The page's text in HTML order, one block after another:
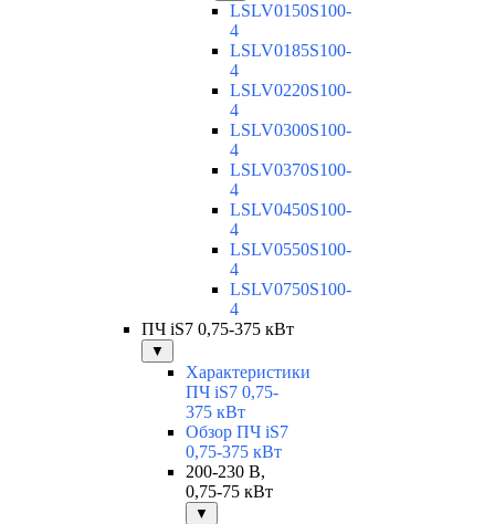
LSLV0150S100-
4
LSLV0185S100-
4
LSLV0220S100-
4
LSLV0300S100-
4
LSLV0370S100-
4
LSLV0450S100-
4
LSLV0550S100-
4
LSLV0750S100-
4
ПЧ iS7 0,75-375 кВт
▼
Характеристики
ПЧ iS7 0,75-
375 кВт
Обзор ПЧ iS7
0,75-375 кВт
200-230 В,
0,75-75 кВт
▼